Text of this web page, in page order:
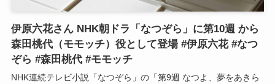
伊原六花さん NHK朝ドラ「なつぞら」に第10週 から
森田桃代（モモッチ）役として登場 #伊原六花 #なつ
ぞら #森田桃代 #モモッチ
NHK連続テレビ小説「なつぞら」の「第9週 なつよ、夢をあきら